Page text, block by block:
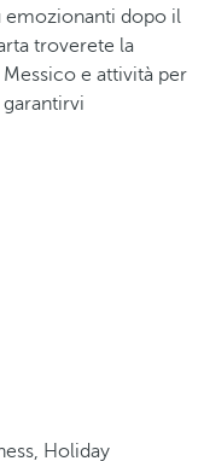
emozionanti dopo il
troverete la
e attività per